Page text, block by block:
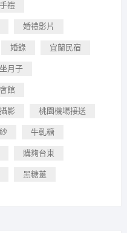
禮
婚禮影片
婚錄 宜蘭民宿
月子
館
影 桃園機場接送
牛軋糖
購夠台東
黑糖薑